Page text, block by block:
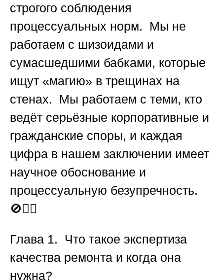
строгого соблюдения
процессуальных норм. Мы не
работаем с шизоидами и
сумасшедшими бабками, которые
ищут «магию» в трещинах на
стенах. Мы работаем с теми, кто
ведёт серьёзные корпоративные и
гражданские споры, и каждая
цифра в нашем заключении имеет
научное обоснование и
процессуальную безупречность.
🚫🧙‍♀️
Глава 1. Что такое экспертиза
качества ремонта и когда она
нужна?